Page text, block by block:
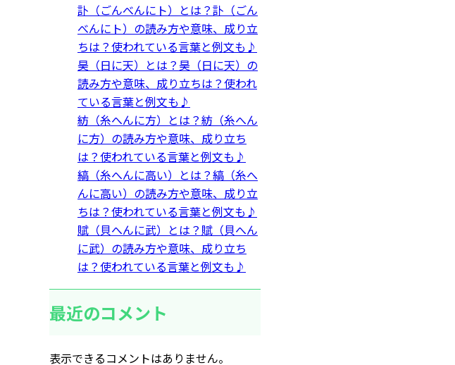
訃（ごんべんにト）とは？訃（ごん
べんにト）の読み方や意味、成り立
ちは？使われている言葉と例文も♪
昊（日に天）とは？昊（日に天）の
読み方や意味、成り立ちは？使われ
ている言葉と例文も♪
紡（糸へんに方）とは？紡（糸へん
に方）の読み方や意味、成り立ち
は？使われている言葉と例文も♪
縞（糸へんに高い）とは？縞（糸へ
んに高い）の読み方や意味、成り立
ちは？使われている言葉と例文も♪
賦（貝へんに武）とは？賦（貝へん
に武）の読み方や意味、成り立ち
は？使われている言葉と例文も♪
最近のコメント
表示できるコメントはありません。